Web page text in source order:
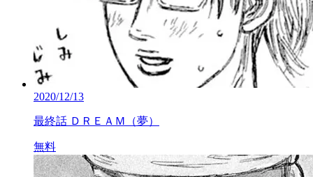
2020/12/13
最終話 ＤＲＥＡＭ（夢）
無料